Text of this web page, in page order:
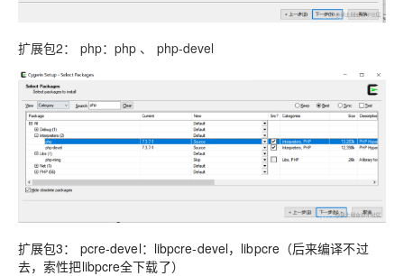
扩展包2： php：php 、 php-devel
扩展包3： pcre-devel：libpcre-devel，libpcre（后来编译不过
去，索性把libpcre全下载了）